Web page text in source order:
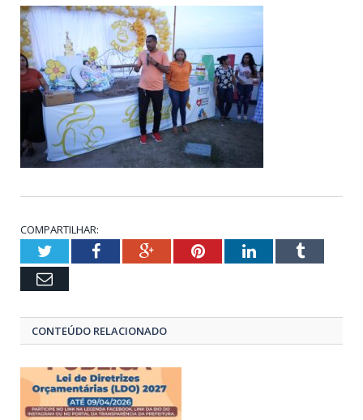
COMPARTILHAR:
TwitterFacebookGoogle+PinterestLinkedInTumblr
Email
CONTEÚDO RELACIONADO